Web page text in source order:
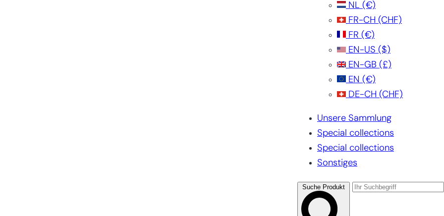
NL (€)
FR-CH (CHF)
FR (€)
EN-US ($)
EN-GB (£)
EN (€)
DE-CH (CHF)
Unsere Sammlung
Special collections
Special collections
Sonstiges
Suche Produkt